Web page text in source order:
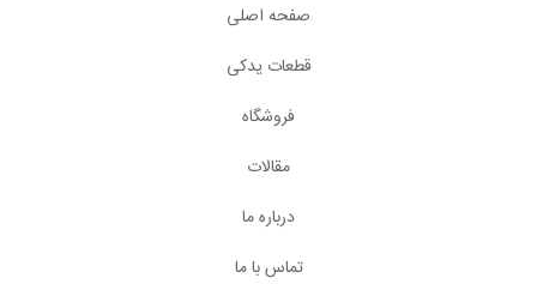
صفحه اصلی
قطعات یدکی
فروشگاه
مقالات
درباره ما
تماس با ما